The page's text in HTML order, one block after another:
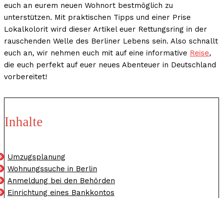
euch an eurem neuen Wohnort bestmöglich zu
unterstützen. Mit praktischen Tipps und einer Prise
Lokalkolorit wird dieser Artikel euer Rettungsring in der
rauschenden Welle des Berliner Lebens sein. Also schnallt
euch an, wir nehmen euch mit auf eine informative Reise,
die euch perfekt auf euer neues Abenteuer in Deutschland
vorbereitet!
Inhalte
Umzugsplanung
Wohnungssuche in Berlin
Anmeldung bei den Behörden
Einrichtung eines Bankkontos